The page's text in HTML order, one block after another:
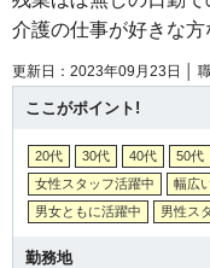
介護の仕事が好きな方
更新日：2023年09月23日 │
ここがポイント!
20代 30代 40代 50代
女性スタッフ活躍中
幅広
男女ともに活躍中
男性ス
勤務地